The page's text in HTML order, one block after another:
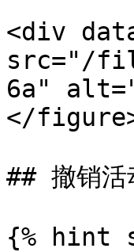
<div
src="/
6a"
</
## 撤销活
{% hint